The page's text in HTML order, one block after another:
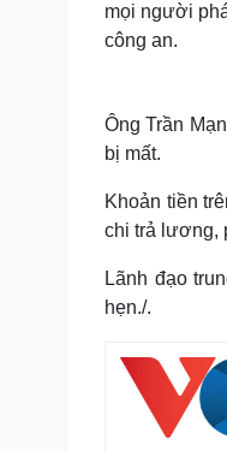
mọi người
công an.
Ông Trần
bị mất.
Khoản tiền
chi trả lương,
Lãnh đạo
hẹn./.